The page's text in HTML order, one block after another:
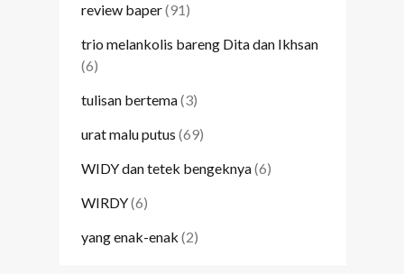
review baper(91)
trio melankolis bareng Dita dan Ikhsan
(6)
tulisan bertema(3)
urat malu putus (69)
WIDY dan tetek bengeknya(6)
WIRDY(6)
yang enak-enak (2)